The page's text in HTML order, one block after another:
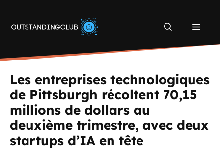
contenu
Les entreprises technologiques
de Pittsburgh récoltent 70,15
millions de dollars au
deuxième trimestre, avec deux
startups d’IA en tête